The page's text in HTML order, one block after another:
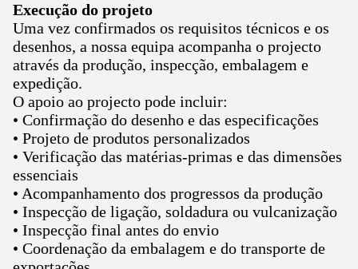
Execução do projeto
Uma vez confirmados os requisitos técnicos e os
desenhos, a nossa equipa acompanha o projecto
através da produção, inspecção, embalagem e
expedição.
O apoio ao projecto pode incluir:
• Confirmação do desenho e das especificações
• Projeto de produtos personalizados
• Verificação das matérias-primas e das dimensões
essenciais
• Acompanhamento dos progressos da produção
• Inspecção de ligação, soldadura ou vulcanização
• Inspecção final antes do envio
• Coordenação da embalagem e do transporte de